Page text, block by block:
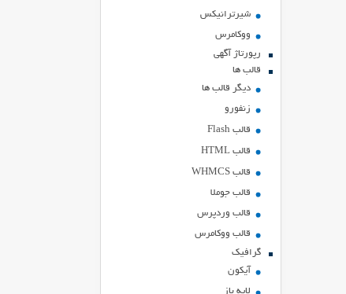
شیرترانیکس
ووکامرس
رپورتاژ آگهی
قالب ها
دیگر قالب ها
زنفورو
قالب Flash
قالب HTML
قالب WHMCS
قالب جوملا
قالب وردپرس
قالب ووکامرس
گرافیک
آیکون
لایه باز